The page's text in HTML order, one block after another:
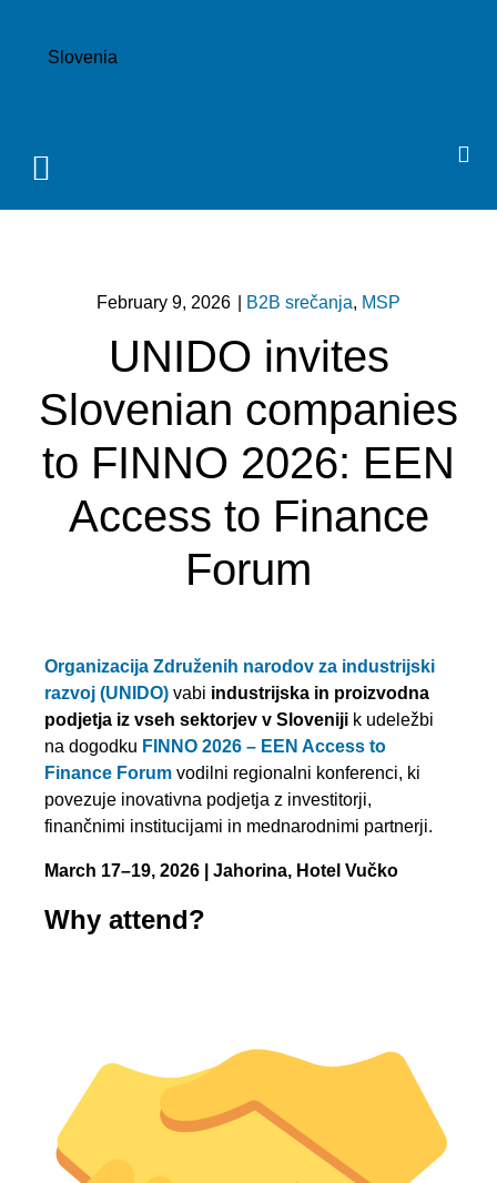
Slovenia
February 9, 2026 B2B srečanja, MSP
UNIDO invites
Slovenian companies
to FINNO 2026: EEN
Access to Finance
Forum
Organizacija Združenih narodov za industrijski
razvoj (UNIDO) vabi industrijska in proizvodna
podjetja iz vseh sektorjev v Sloveniji k udeležbi
na dogodku FINNO 2026 – EEN Access to
Finance Forum vodilni regionalni konferenci, ki
povezuje inovativna podjetja z investitorji,
finančnimi institucijami in mednarodnimi partnerji.
March 17–19, 2026 | Jahorina, Hotel Vučko
Why attend?